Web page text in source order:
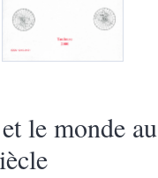
le monde